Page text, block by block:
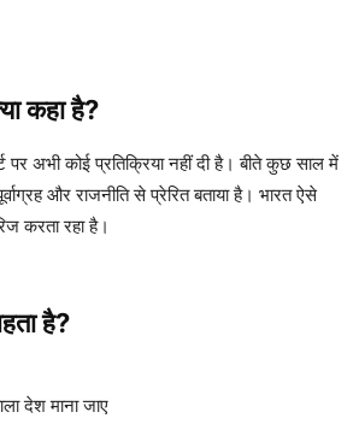
कहा है?
पर अभी कोई प्रतिक्रिया नहीं दी है। बीते कुछ साल में
और राजनीति से प्रेरित बताया है। भारत ऐसे
करता रहा है।
है?
देश माना जाए